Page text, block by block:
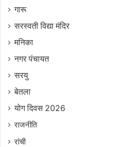
गारू
सरस्‍वती विद्या मंदिर
मनिका
नगर पंचायत
सरयु
बेतला
योग दिवस 2026
राजनीति
रांची